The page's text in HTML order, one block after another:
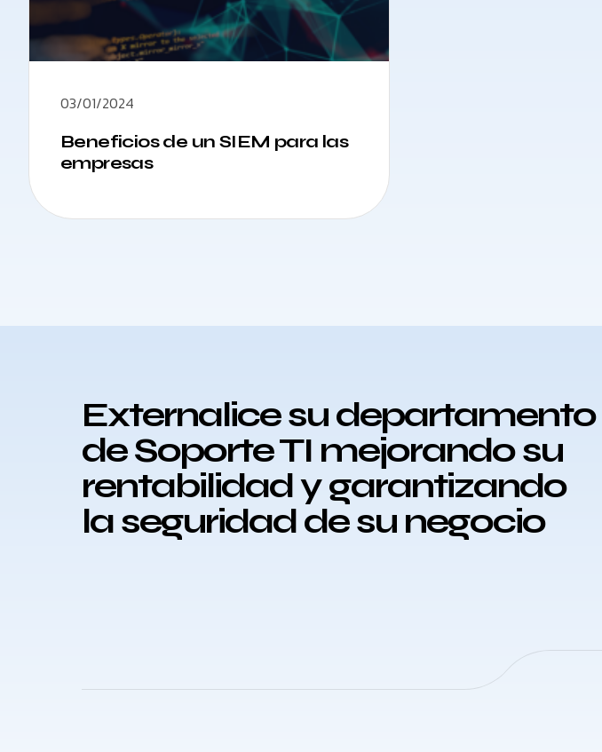
03/01/2024
Beneficios de un SIEM para las
empresas
Externalice su departamento
de Soporte TI mejorando su
rentabilidad y garantizando
la seguridad de su negocio